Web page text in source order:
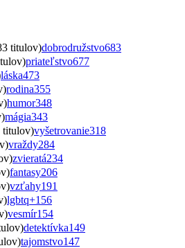
titulov)dobrodružstvo683
priateľstvo677
láska473
rodina355
humor348
mágia343
titulov)vyšetrovanie318
vraždy284
zvieratá234
fantasy206
vzťahy191
lgbtq+156
vesmír154
detektívka149
tajomstvo147